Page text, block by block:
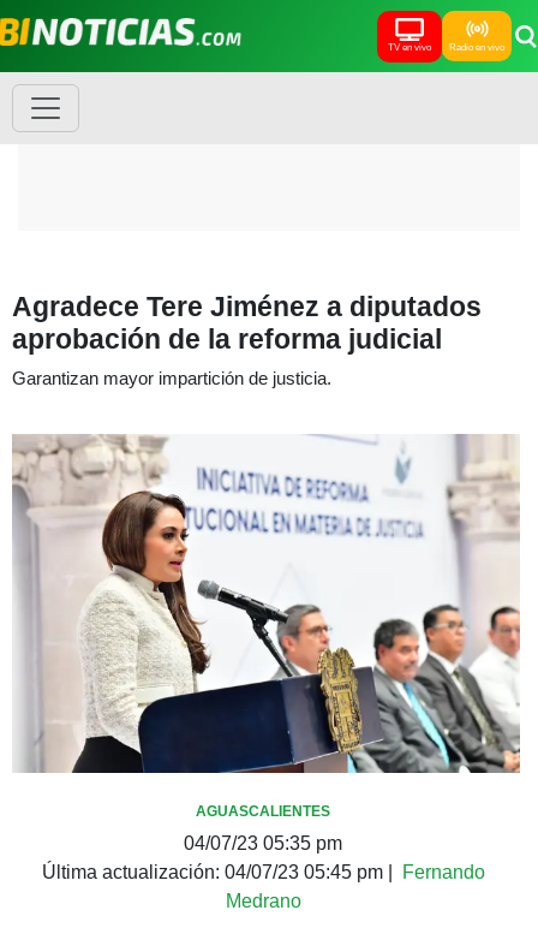
TV en vivo Radio en vivo
Agradece Tere Jiménez a diputados
aprobación de la reforma judicial
Garantizan mayor impartición de justicia.
AGUASCALIENTES
04/07/23 05:35 pm
Última actualización: 04/07/23 05:45 pm|
Fernando
Medrano